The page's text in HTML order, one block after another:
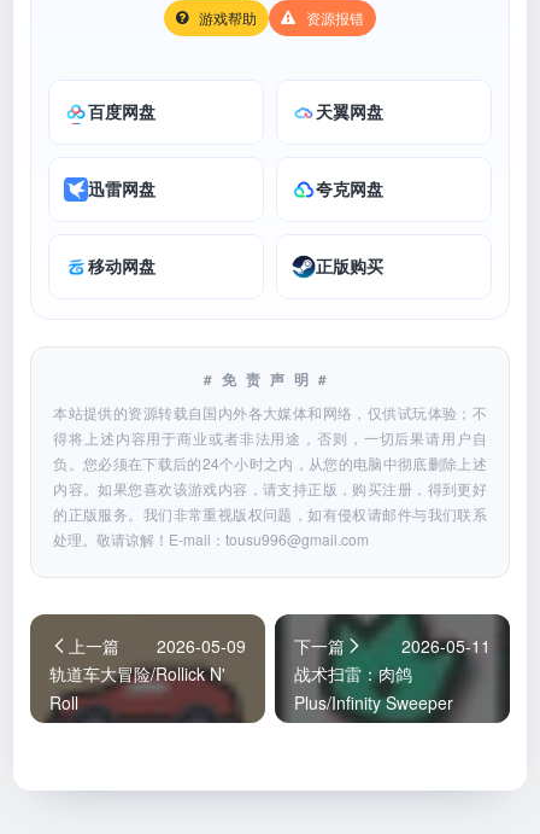
游戏帮助 资源报错
百度网盘 天翼网盘
迅雷网盘 夸克网盘
移动网盘 正版购买
#免责声明#
本站提供的资源转载自国内外各大媒体和网络，仅供试玩体验；不
得将上述内容用于商业或者非法用途，否则，一切后果请用户自
负。您必须在下载后的24个小时之内，从您的电脑中彻底删除上述
内容。如果您喜欢该游戏内容，请支持正版，购买注册，得到更好
的正版服务。我们非常重视版权问题，如有侵权请邮件与我们联系
处理。敬请谅解！E-mail：tousu996@gmail.com
上一篇
2026-05-09
轨道车大冒险/Rollick N'
Roll
下一篇
2026-05-11
战术扫雷：肉鸽
Plus/Infinity Sweeper